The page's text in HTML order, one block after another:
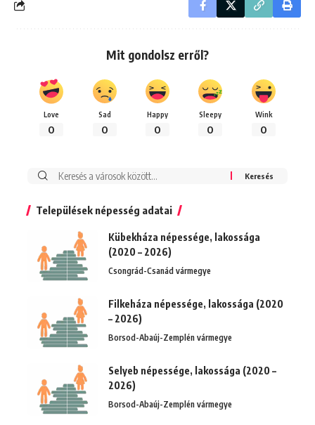
Mit gondolsz erről?
Love
0
Sad
0
Happy
0
Sleepy
0
Wink
0
Keresés:
Települések népesség adatai
Kübekháza népessége, lakossága
(2020 – 2026)
Csongrád-Csanád vármegye
Filkeháza népessége, lakossága (2020
– 2026)
Borsod-Abaúj-Zemplén vármegye
Selyeb népessége, lakossága (2020 –
2026)
Borsod-Abaúj-Zemplén vármegye